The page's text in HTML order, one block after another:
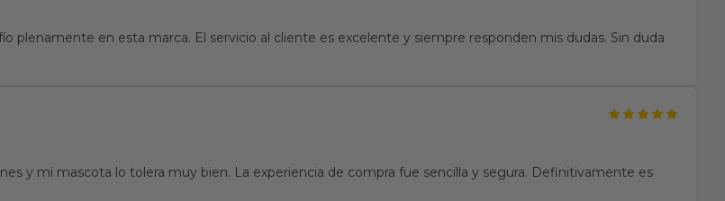
plenamente en esta marca. El servicio al cliente es excelente y siempre responden mis dudas. Sin duda
y mi mascota lo tolera muy bien. La experiencia de compra fue sencilla y segura. Definitivamente es